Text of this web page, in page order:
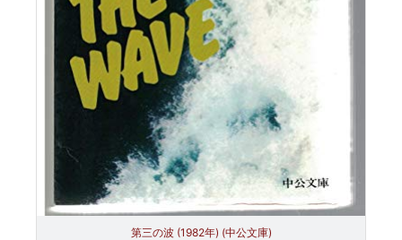
第三の波 (1982年) (中公文庫)